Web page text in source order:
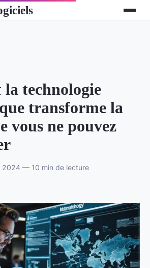
technologie
transforme la
vous ne pouvez
— 10 min de lecture